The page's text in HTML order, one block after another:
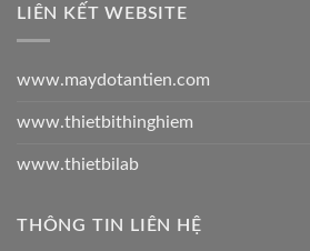
LIÊN KẾT WEBSITE
www.maydotantien.com
www.thietbithinghiem
www.thietbilab
THÔNG TIN LIÊN HỆ